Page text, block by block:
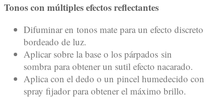
Tonos con múltiples efectos reflectantes
Difuminar en tonos mate para un efecto discreto
bordeado de luz.
Aplicar sobre la base o los párpados sin
sombra para obtener un sutil efecto nacarado.
Aplica con el dedo o un pincel humedecido con
spray fijador para obtener el máximo brillo.